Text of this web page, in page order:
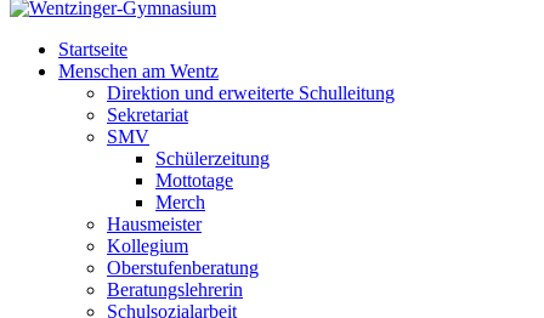
Startseite
Menschen am Wentz
Direktion und erweiterte Schulleitung
Sekretariat
SMV
Schülerzeitung
Mottotage
Merch
Hausmeister
Kollegium
Oberstufenberatung
Beratungslehrerin
Schulsozialarbeit